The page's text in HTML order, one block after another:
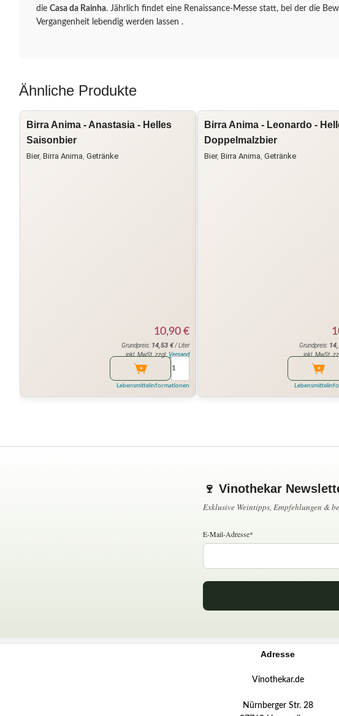
die Casa da Rainha. Jährlich findet eine Renaissance-Messe statt, bei der die
Vergangenheit lebendig werden lassen .
Ähnliche Produkte
Birra Anima - Anastasia - Helles
Saisonbier
Bier, Birra Anima Getränke
10,90 €
Grundpreis: 14,53 €/ Liter
inkl. MwSt. zzgl. Versand
Lebensmittelinformationen
Birra Anima - Leonardo -
Doppelmalzbier
Bier, Birra Anima Getränke
Grundpreis:
inkl. MwSt.
🍷 Vinothekar
Exklusive Weintipps, Empfehlungen &
E-Mail-Adresse*
Adresse
Vinothekar.de
Nürnberger Str. 28